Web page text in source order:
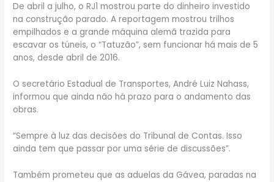
De abril a julho, o RJ1 mostrou parte do dinheiro investido
na construção parado. A reportagem mostrou trilhos
empilhados e a grande máquina alemã trazida para
escavar os túneis, o “Tatuzão”, sem funcionar há mais de 5
anos, desde abril de 2016.
O secretário Estadual de Transportes, André Luiz Nahass,
informou que ainda não há prazo para o andamento das
obras.
“Sempre à luz das decisões do Tribunal de Contas. Isso
ainda tem que passar por uma série de discussões”.
Também prometeu que as aduelas da Gávea, paradas na